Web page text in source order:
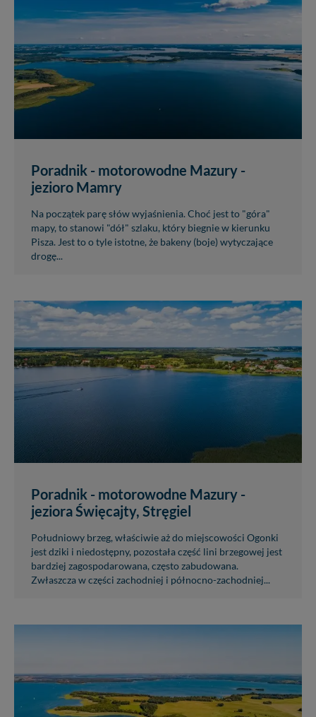
Poradnik - motorowodne Mazury -
jezioro Mamry
Na początek parę słów wyjaśnienia. Choć jest to "góra"
mapy, to stanowi "dół" szlaku, który biegnie w kierunku
Pisza. Jest to o tyle istotne, że bakeny (boje) wytyczające
drogę...
Poradnik - motorowodne Mazury -
jeziora Święcajty, Stręgiel
Południowy brzeg, właściwie aż do miejscowości Ogonki
jest dziki i niedostępny, pozostała część lini brzegowej jest
bardziej zagospodarowana, często zabudowana.
Zwłaszcza w części zachodniej i północno-zachodniej...